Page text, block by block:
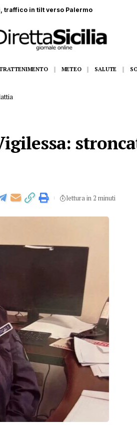
traffico in tilt verso Palermo
METEO SALUTE
lettura in 2 minuti